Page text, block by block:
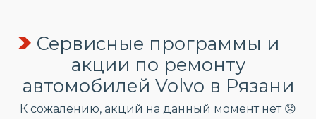
Сервисные программы и
акции по ремонту
автомобилей Volvo в Рязани
К сожалению, акций на данный момент нет 😞